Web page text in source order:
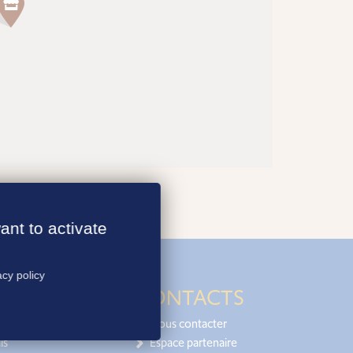
CONTACTS
Nous contacter
Espace partenaire
to activate
policy